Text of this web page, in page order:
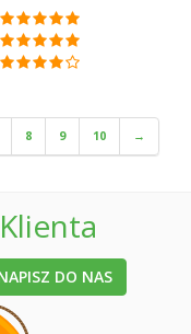
8 9 10 →
DO NAS